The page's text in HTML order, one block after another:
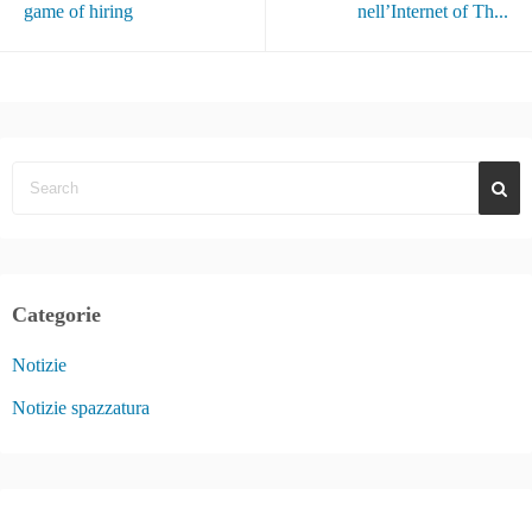
game of hiring
nell’Internet of Th...
Categorie
Notizie
Notizie spazzatura